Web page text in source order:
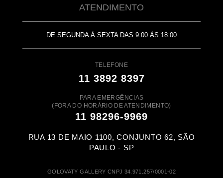
ATENDIMENTO
DE SEGUNDA À SEXTA DAS 9:00 ÀS 18:00
TELEFONE
11 3892 8397
PARA EMERGÊNCIAS
(FORA DO HORÁRIO DE ATENDIMENTO)
11 98296-9969
RUA 13 DE MAIO 1100, CONJUNTO 62, SÃO
PAULO - SP
GOLOVATY GALLERY CNPJ 34.971.257/0001-02